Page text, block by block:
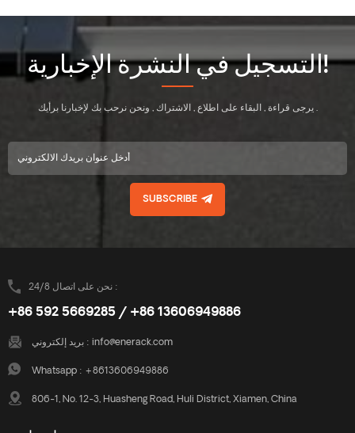
التسجيل في النشرة الإخبارية!
يرجى قراءة , البقاء على اطلاع , الاشتراك , ونحن نرحب بك لإخبارنا برأيك .
SUBSCRIBE
نحن على اتصال 24/8 :
+86 592 5669285 / +86 13606949886
بريد إلكتروني : info@enerack.com
Whatsapp : +8613606949886
806-1, No. 12-3, Huasheng Road, Huli District, Xiamen, China